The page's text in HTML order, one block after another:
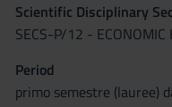
Scientific Disciplinary
SECS-P/12 - ECONOMIC
Period
primo semestre (lauree)